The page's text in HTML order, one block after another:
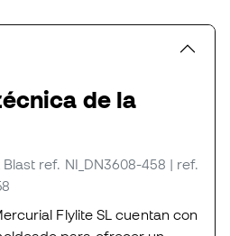
de la
Blast ref. NI_DN3608-458 | ref.
Flylite SL cuentan con